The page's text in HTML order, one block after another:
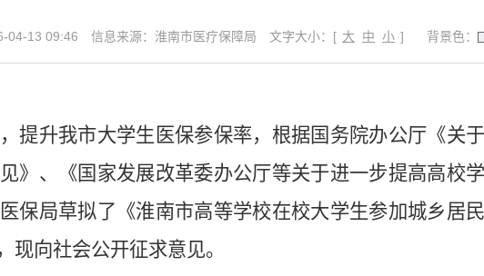
04-13 09:46 信息来源：淮南市医疗保障局 文字大小：[ 大 中 小 ] 背景色：
提升我市大学生医保参保率，根据国务院办公厅《关
》、《国家发展改革委办公厅等关于进一步提高高校
保局草拟了《淮南市高等学校在校大学生参加城乡居
向社会公开征求意见。